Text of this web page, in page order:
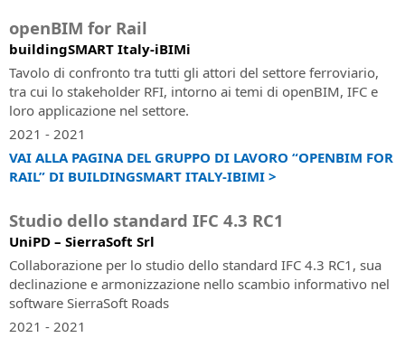
la
modellazione
e
l'analisi
topografica
SierraSoft
Land
per
la
modellazione
3D
e
l'analisi
metodologia
BIM
Certificazione
Esperto
BIM
Certifica
le
tue
SierraSoft
Education
Completa
la
tua
openBIM for Rail
buildingSMART Italy-iBIMi
Tavolo di confronto tra tutti gli attori del settore ferroviario,
tra cui lo stakeholder RFI, intorno ai temi di openBIM, IFC e
loro applicazione nel settore.
2021 - 2021
VAI ALLA PAGINA DEL GRUPPO DI LAVORO “OPENBIM FOR
RAIL” DI BUILDINGSMART ITALY-IBIMI >
Studio dello standard IFC 4.3 RC1
UniPD – SierraSoft Srl
Collaborazione per lo studio dello standard IFC 4.3 RC1, sua
declinazione e armonizzazione nello scambio informativo nel
software SierraSoft Roads
2021 - 2021